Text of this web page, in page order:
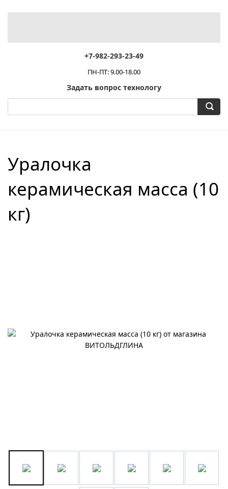
+7-982-293-23-49
ПН-ПТ: 9.00-18.00
Задать вопрос технологу
Уралочка
керамическая масса (10
кг)